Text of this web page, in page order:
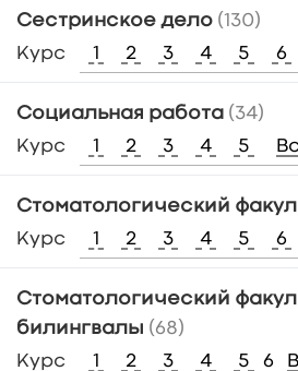
Сестринское дело (130)
Курс
1 2 3 4 5 6
Социальная работа (34)
Курс
1 2 3 4 5
Стоматологический
Курс
1 2 3 4 5 6
Стоматологический
билингвалы (68)
Курс
1 2 3 4 5 6